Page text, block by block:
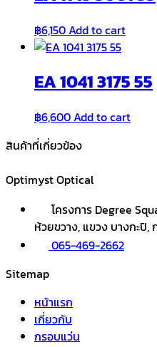
฿6,150Add to cart
EA 1041 3175 55
฿6,600Add to cart
สินค้าที่เกี่ยวข้อง
Optimyst Optical
โครงการ Degree
ห้วยขวาง, แขวง บางกะปิ,
065-469-2662
Sitemap
หน้าแรก
เกี่ยวกับ
กรอบแว่น